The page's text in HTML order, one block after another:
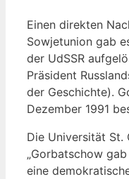
Einen direkten
Sowjetunion gab
der UdSSR
Präsident
der Geschichte).
Dezember 1991
Die Universität St.
„Gorbatschow
eine